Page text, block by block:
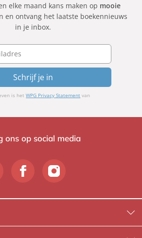
elke maand kans maken op mooie
en ontvang het laatste boekennieuws
in je inbox.
Schrijf je in
is hetWPG Privacy Statement van
ons op social media